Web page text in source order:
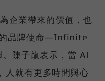
企業帶來的價值，也
品牌使命—Infinite
陳子龍表示，當 AI
人就有更多時間與心